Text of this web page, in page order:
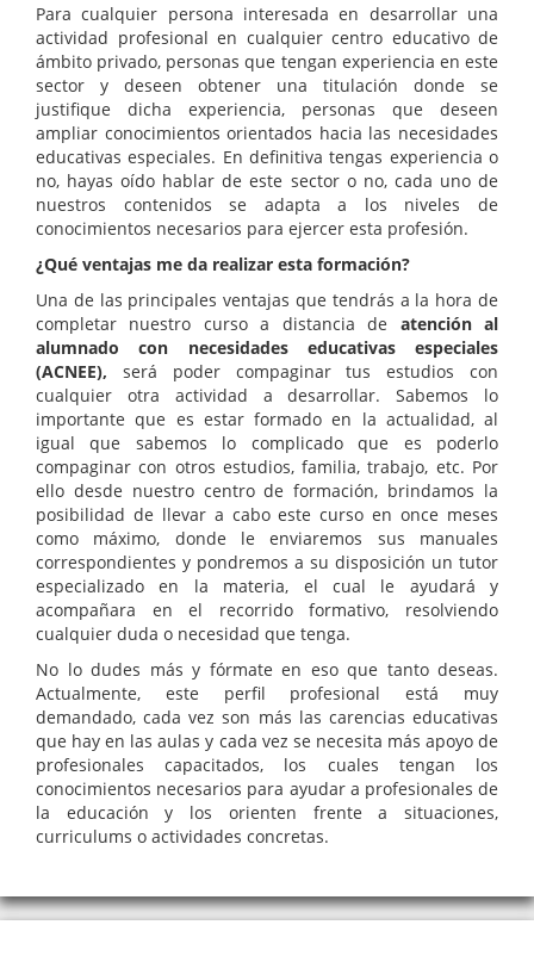
Para cualquier persona interesada en desarrollar una
actividad profesional en cualquier centro educativo de
ámbito privado, personas que tengan experiencia en este
sector y deseen obtener una titulación donde se
justifique dicha experiencia, personas que deseen
ampliar conocimientos orientados hacia las necesidades
educativas especiales. En definitiva tengas experiencia o
no, hayas oído hablar de este sector o no, cada uno de
nuestros contenidos se adapta a los niveles de
conocimientos necesarios para ejercer esta profesión.
¿Qué ventajas me da realizar esta formación?
Una de las principales ventajas que tendrás a la hora de
completar nuestro curso a distancia de atención al
alumnado con necesidades educativas especiales
(ACNEE), será poder compaginar tus estudios con
cualquier otra actividad a desarrollar. Sabemos lo
importante que es estar formado en la actualidad, al
igual que sabemos lo complicado que es poderlo
compaginar con otros estudios, familia, trabajo, etc. Por
ello desde nuestro centro de formación, brindamos la
posibilidad de llevar a cabo este curso en once meses
como máximo, donde le enviaremos sus manuales
correspondientes y pondremos a su disposición un tutor
especializado en la materia, el cual le ayudará y
acompañara en el recorrido formativo, resolviendo
cualquier duda o necesidad que tenga.
No lo dudes más y fórmate en eso que tanto deseas.
Actualmente, este perfil profesional está muy
demandado, cada vez son más las carencias educativas
que hay en las aulas y cada vez se necesita más apoyo de
profesionales capacitados, los cuales tengan los
conocimientos necesarios para ayudar a profesionales de
la educación y los orienten frente a situaciones,
curriculums o actividades concretas.